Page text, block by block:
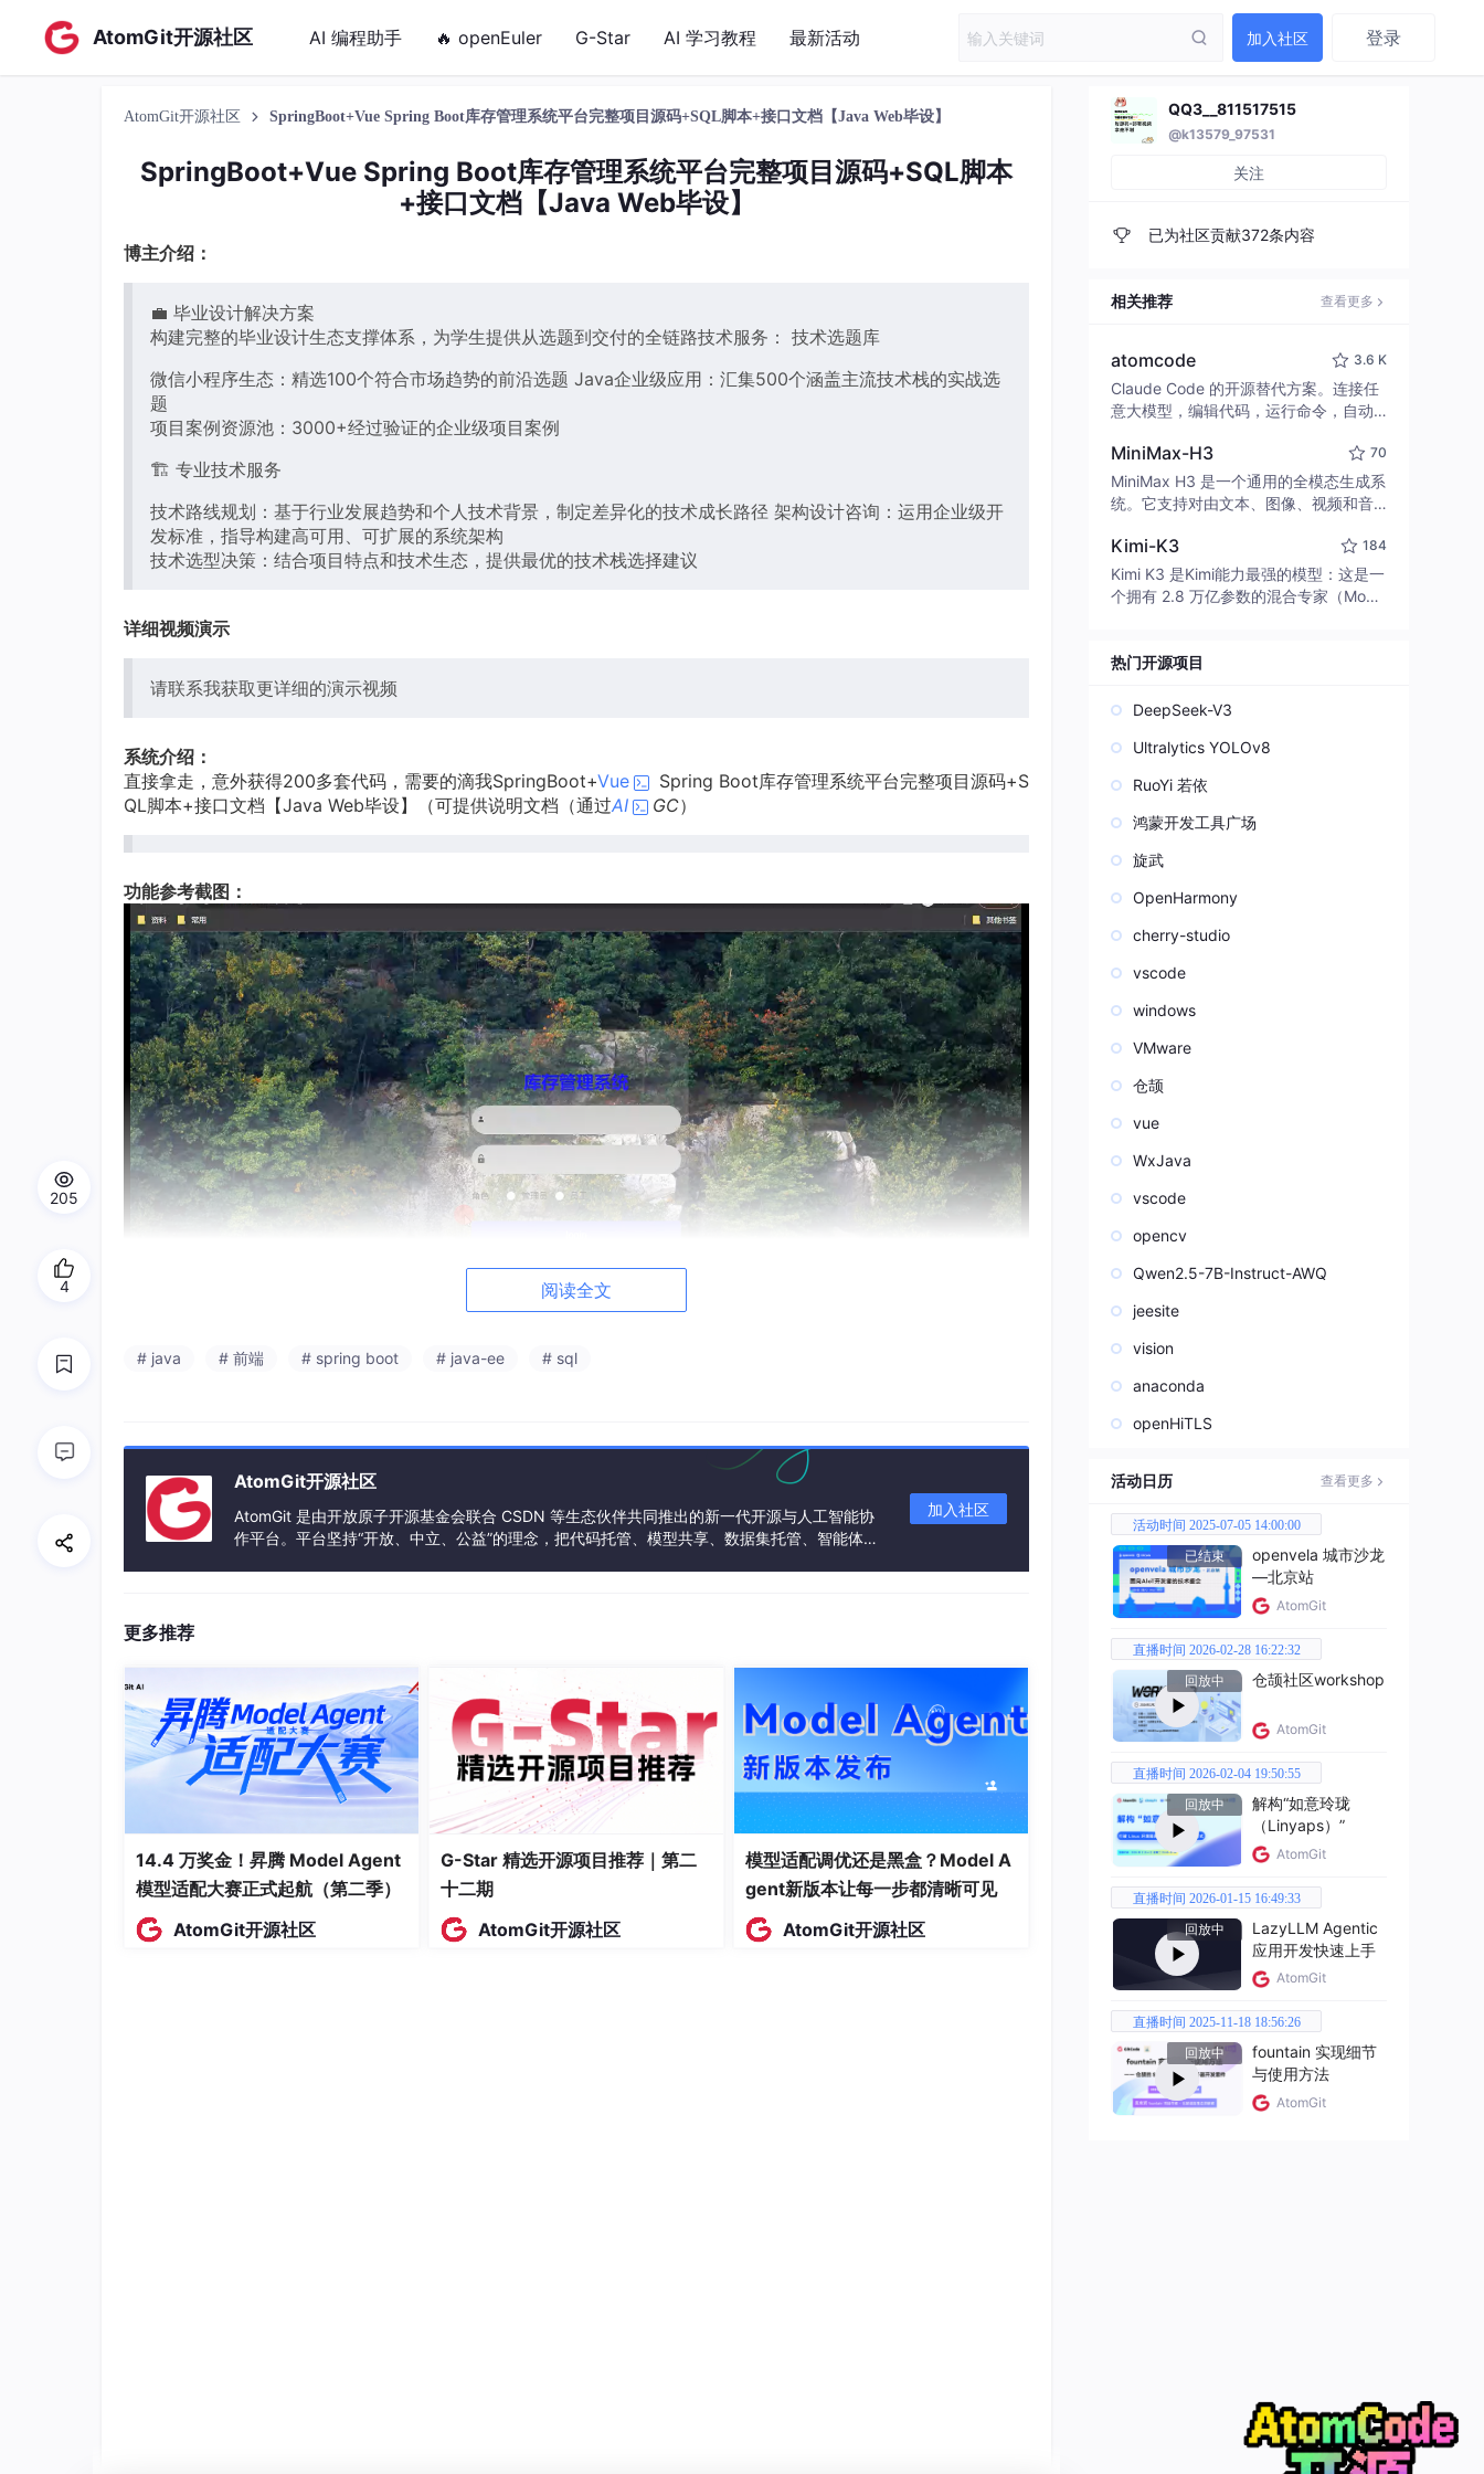
AtomGit开源社区 AI 编程助手 🔥 openEuler G-Star AI 学习教程 最新活动 加入社区 登录
AtomGit开源社区 SpringBoot+Vue Spring Boot库存管理系统平台完整项目源码+SQL脚本+接口文档【Java Web毕设】
SpringBoot+Vue Spring Boot库存管理系统平台完整项目源码+SQL脚本
+接口文档【Java Web毕设】
博主介绍：
💼 毕业设计解决方案
构建完整的毕业设计生态支撑体系，为学生提供从选题到交付的全链路技术服务： 技术选题库
微信小程序生态：精选100个符合市场趋势的前沿选题 Java企业级应用：汇集500个涵盖主流技术栈的实战选
题
项目案例资源池：3000+经过验证的企业级项目案例
🏗️ 专业技术服务
技术路线规划：基于行业发展趋势和个人技术背景，制定差异化的技术成长路径 架构设计咨询：运用企业级开
发标准，指导构建高可用、可扩展的系统架构
技术选型决策：结合项目特点和技术生态，提供最优的技术栈选择建议
详细视频演示
请联系我获取更详细的演示视频
系统介绍：
直接拿走，意外获得200多套代码，需要的滴我SpringBoot+Vue
Spring Boot库存管理系统平台完整项目源码+S
QL脚本+接口文档【Java Web毕设】（可提供说明文档（通过AI GC）
功能参考截图：
阅读全文
# java # 前端 # spring boot # java-ee # sql
AtomGit开源社区
AtomGit 是由开放原子开源基金会联合 CSDN 等生态伙伴共同推出的新一代开源与人工智能协
作平台。平台坚持“开放、中立、公益”的理念，把代码托管、模型共享、数据集托管、智能体开
加入社区
更多推荐
14.4 万奖金！昇腾 Model Agent
模型适配大赛正式起航（第二季）
AtomGit开源社区
G-Star 精选开源项目推荐｜第二
十二期
AtomGit开源社区
模型适配调优还是黑盒？Model A
gent新版本让每一步都清晰可见
AtomGit开源社区
205
4
QQ3__811517515
@k13579_97531
关注
已为社区贡献372条内容
相关推荐 查看更多
atomcode 3.6 K
Claude Code 的开源替代方案。连接任
意大模型，编辑代码，运行命令，自动
致性能。 ｜ An open-source alternativ
e to Claude Code. Connect any LLM,
edit code, run commands, and verify
MiniMax-H3 70
MiniMax H3 是一个通用的全模态生成系
统。它支持对由文本、图像、视频和音
并能生成分辨率高达 2K、时长可达 15
秒的带原生立体声音频的视频。得益于
面向任务泛化的系统设计，H3 在预训练
模态指令。
Kimi-K3 184
Kimi K3 是Kimi能力最强的模型：这是一
个拥有 2.8 万亿参数的混合专家（Mo
热门开源项目
DeepSeek-V3
Ultralytics YOLOv8
RuoYi 若依
鸿蒙开发工具广场
旋武
OpenHarmony
cherry-studio
vscode
windows
VMware
仓颉
vue
WxJava
vscode
opencv
Qwen2.5-7B-Instruct-AWQ
jeesite
vision
anaconda
openHiTLS
活动日历 查看更多
活动时间 2025-07-05 14:00:00
已结束
openvela 城市沙龙
—北京站
AtomGit
直播时间 2026-02-28 16:22:32
回放中
仓颉社区workshop
AtomGit
直播时间 2026-02-04 19:50:55
回放中
解构“如意玲珑
（Linyaps）”
AtomGit
直播时间 2026-01-15 16:49:33
回放中
LazyLLM Agentic
应用开发快速上手
AtomGit
直播时间 2025-11-18 18:56:26
回放中
fountain 实现细节
与使用方法
AtomGit